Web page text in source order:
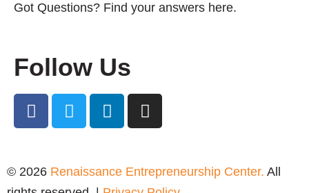
Got Questions? Find your answers here.
Follow Us
© 2026 Renaissance Entrepreneurship Center. All